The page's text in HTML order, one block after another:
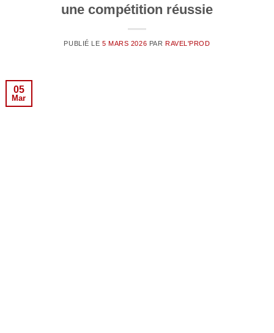
une compétition réussie
PUBLIÉ LE 5 MARS 2026 PAR RAVEL'PROD
05
Mar